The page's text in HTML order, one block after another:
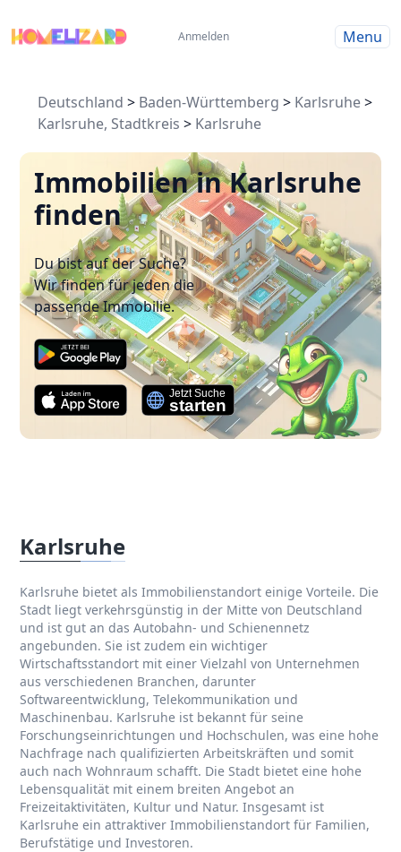
Anmelden Menu
Deutschland > Baden-Württemberg > Karlsruhe>
Karlsruhe, Stadtkreis > Karlsruhe
Immobilien in Karlsruhe
finden
Du bist auf der Suche?
Wir finden für jeden die
passende Immobilie.
Karlsruhe
Karlsruhe bietet als Immobilienstandort einige Vorteile. Die
Stadt liegt verkehrsgünstig in der Mitte von Deutschland
und ist gut an das Autobahn- und Schienennetz
angebunden. Sie ist zudem ein wichtiger
Wirtschaftsstandort mit einer Vielzahl von Unternehmen
aus verschiedenen Branchen, darunter
Softwareentwicklung, Telekommunikation und
Maschinenbau. Karlsruhe ist bekannt für seine
Forschungseinrichtungen und Hochschulen, was eine hohe
Nachfrage nach qualifizierten Arbeitskräften und somit
auch nach Wohnraum schafft. Die Stadt bietet eine hohe
Lebensqualität mit einem breiten Angebot an
Freizeitaktivitäten, Kultur und Natur. Insgesamt ist
Karlsruhe ein attraktiver Immobilienstandort für Familien,
Berufstätige und Investoren.